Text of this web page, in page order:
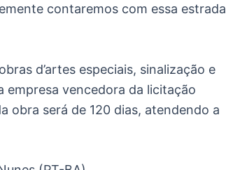
contaremos com essa estrada
d’artes especiais, sinalização e
empresa vencedora da licitação
obra será de 120 dias, atendendo a